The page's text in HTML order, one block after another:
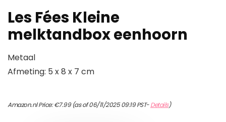
Les Fées Kleine
melktandbox eenhoorn
Metaal
Afmeting: 5 x 8 x 7 cm
Amazon.nl Price:€7.99(as of 06/11/2025 09:19 PST-Details)